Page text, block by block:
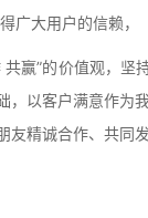
广大用户的信赖，
赢”的价值观，坚
以客户满意作为
精诚合作、共同发